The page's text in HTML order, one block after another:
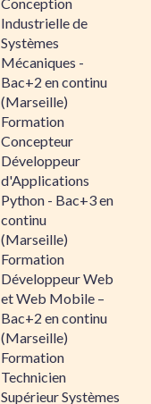
Industrielle de
Systèmes
Mécaniques -
Bac+2 en continu
(Marseille)
Formation
Concepteur
Développeur
d'Applications
Python - Bac+3 en
continu
(Marseille)
Formation
Développeur Web
et Web Mobile –
Bac+2 en continu
(Marseille)
Formation
Technicien
Supérieur Systèmes